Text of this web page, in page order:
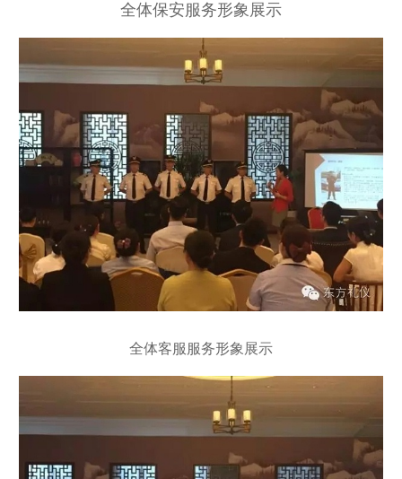
全体保安服务形象展示
全体客服服务形象展示